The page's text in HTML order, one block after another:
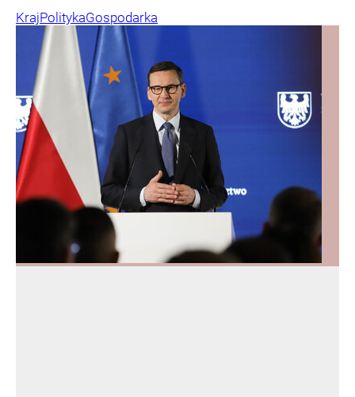
KrajPolitykaGospodarka